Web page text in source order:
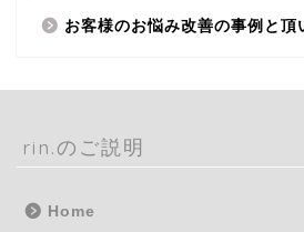
お客様のお悩み改善の事例と頂
rin.のご説明
Home